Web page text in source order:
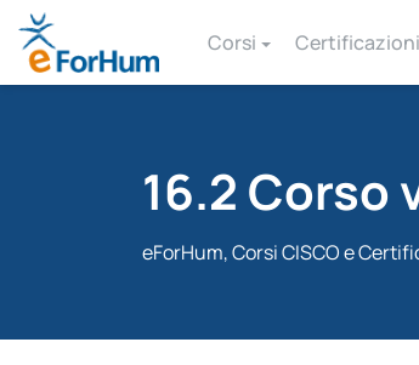
Corsi Certificazioni
16.2 Corso
eForHum, Corsi CISCO e